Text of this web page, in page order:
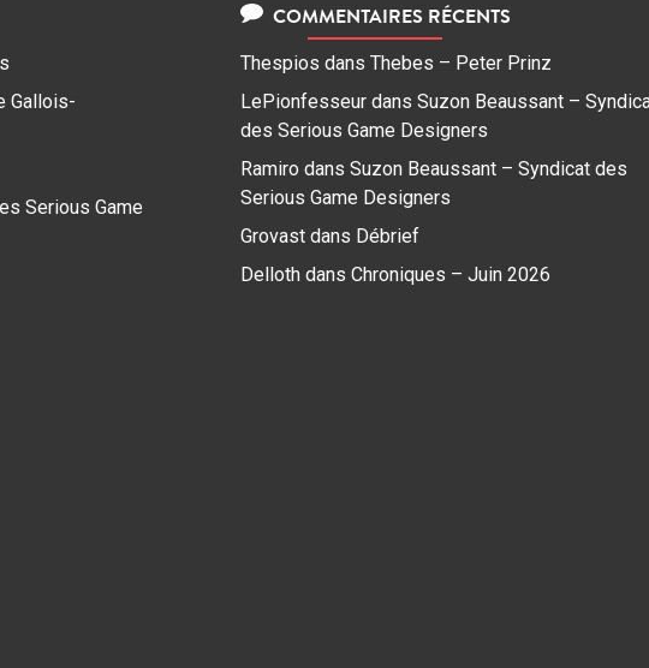
Gallois-
Serious Game
COMMENTAIRES RÉCENTS
Thespios dans Thebes – Peter Prinz
LePionfesseur dans Suzon Beaussant –
des Serious Game Designers
Ramiro dans Suzon Beaussant – Syndicat des
Serious Game Designers
Grovast dans Débrief
Delloth dans Chroniques – Juin 2026